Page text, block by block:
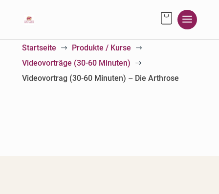
Startseite $ Produkte / Kurse $
Videovorträge (30-60 Minuten) $
Videovortrag (30-60 Minuten) – Die Arthrose